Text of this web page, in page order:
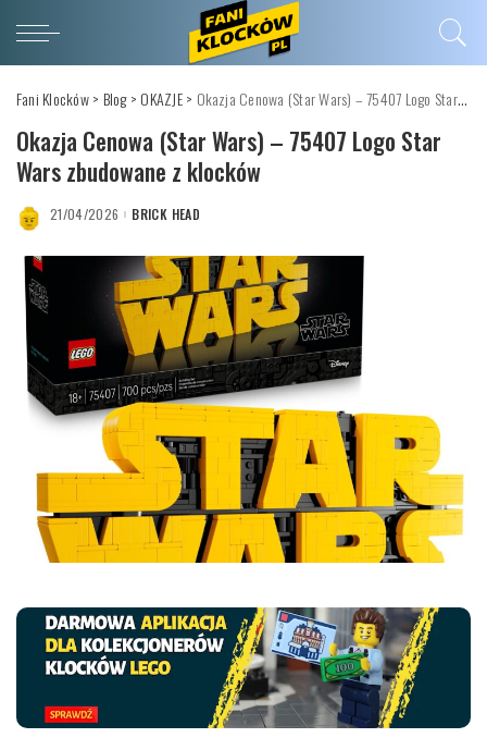
Fani Klocków> Blog> OKAZJE> Okazja Cenowa (Star Wars) – 75407 Logo Star Wars zbudowane z klocków
Okazja Cenowa (Star Wars) – 75407 Logo Star
Wars zbudowane z klocków
21/04/2026 POSTED
BRICK HEAD